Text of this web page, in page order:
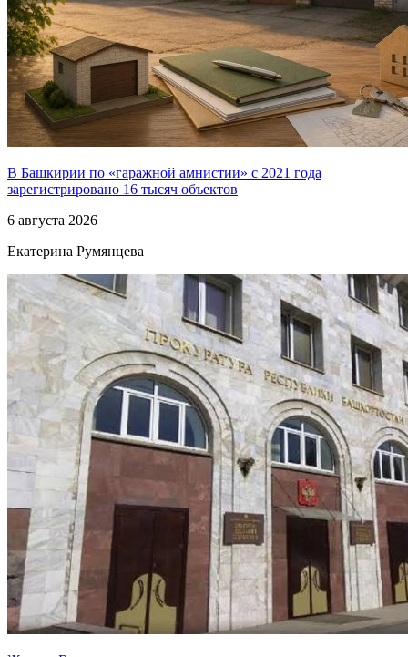
В Башкирии по «гаражной амнистии» с 2021 года
зарегистрировано 16 тысяч объектов
6 августа 2026
Екатерина Румянцева